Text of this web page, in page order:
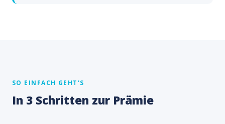
SO EINFACH GEHT'S
In 3 Schritten zur Prämie